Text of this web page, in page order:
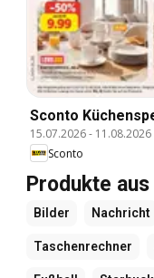
Sconto
15.07.2026- 11.08.2026
Sconto
Produkte
Bilder Nachricht
Taschenrechner